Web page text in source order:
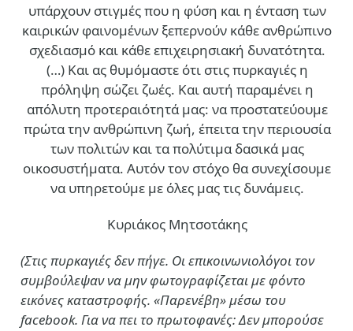
υπάρχουν στιγμές που η φύση και η ένταση των
καιρικών φαινομένων ξεπερνούν κάθε ανθρώπινο
σχεδιασμό και κάθε επιχειρησιακή δυνατότητα.
(…) Και ας θυμόμαστε ότι στις πυρκαγιές η
πρόληψη σώζει ζωές. Και αυτή παραμένει η
απόλυτη προτεραιότητά μας: να προστατεύουμε
πρώτα την ανθρώπινη ζωή, έπειτα την περιουσία
των πολιτών και τα πολύτιμα δασικά μας
οικοσυστήματα. Αυτόν τον στόχο θα συνεχίσουμε
να υπηρετούμε με όλες μας τις δυνάμεις.
Κυριάκος Μητσοτάκης
(Στις πυρκαγιές δεν πήγε. Οι επικοινωνιολόγοι τον
συμβούλεψαν να μην φωτογραφίζεται με φόντο
εικόνες καταστροφής. «Παρενέβη» μέσω του
facebook. Για να πει το πρωτοφανές: Δεν μπορούσε